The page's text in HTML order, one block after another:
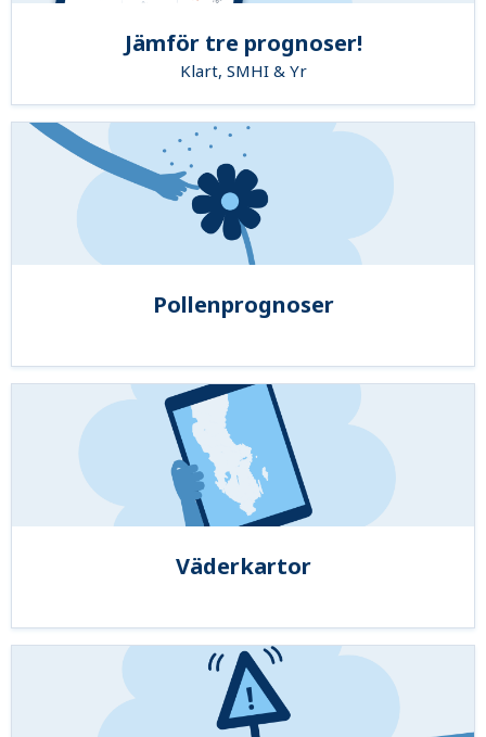
Jämför tre prognoser!
Klart, SMHI & Yr
Pollenprognoser
Väderkartor